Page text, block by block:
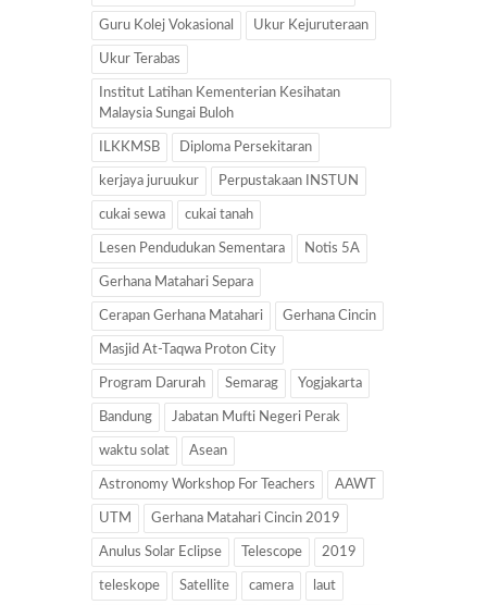
Guru Kolej Vokasional Ukur Kejuruteraan
Ukur Terabas
Institut Latihan Kementerian Kesihatan
Malaysia Sungai Buloh
ILKKMSB Diploma Persekitaran
kerjaya juruukur Perpustakaan INSTUN
cukai sewa cukai tanah
Lesen Pendudukan Sementara Notis 5A
Gerhana Matahari Separa
Cerapan Gerhana Matahari Gerhana Cincin
Masjid At-Taqwa Proton City
Program Darurah Semarag Yogjakarta
Bandung Jabatan Mufti Negeri Perak
waktu solat Asean
Astronomy Workshop For Teachers AAWT
UTM Gerhana Matahari Cincin 2019
Anulus Solar Eclipse Telescope 2019
teleskope Satellite camera laut